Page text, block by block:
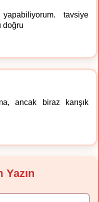
tavsiye
doğru
ancak biraz karışık
Yazın